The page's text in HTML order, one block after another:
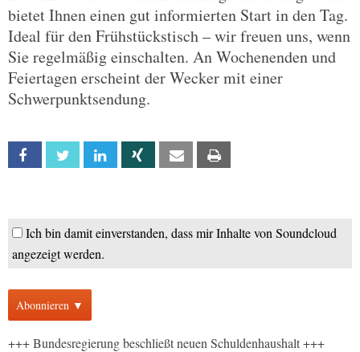
bietet Ihnen einen gut informierten Start in den Tag.
Ideal für den Frühstückstisch – wir freuen uns, wenn
Sie regelmäßig einschalten. An Wochenenden und
Feiertagen erscheint der Wecker mit einer
Schwerpunktsendung.
Facebook Twitter Linkedin Xing Email
Ich bin damit einverstanden, dass mir Inhalte von Soundcloud
angezeigt werden.
Abonnieren ▼
+++ Bundesregierung beschließt neuen Schuldenhaushalt +++